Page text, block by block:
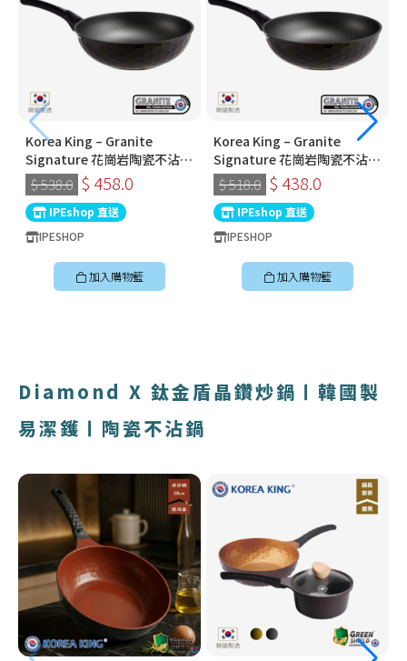
Korea King – Granite
Signature 花崗岩陶瓷不沾鍋
〡32cm深炒鍋 〡經典炭黑色
〡韓國製易潔鑊
$ 538.0 $ 458.0
IPEshop 直送
IPESHOP
加入購物籃
Korea King – Granite
Signature 花崗岩陶瓷不沾鍋
〡30cm深炒鍋 〡經典炭黑色
〡韓國製易潔鑊
$ 518.0 $ 438.0
IPEshop 直送
IPESHOP
加入購物籃
Diamond X 鈦金盾晶鑽炒鍋〡韓國製
易潔鑊〡陶瓷不沾鍋